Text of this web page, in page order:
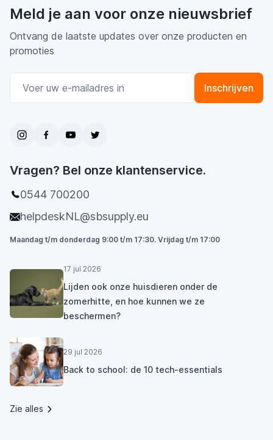
Meld je aan voor onze nieuwsbrief
Ontvang de laatste updates over onze producten en
promoties
Inschrijven
Vragen? Bel onze klantenservice.
0544 700200
helpdeskNL@sbsupply.eu
Maandag t/m donderdag 9:00 t/m 17:30. Vrijdag t/m 17:00
17 jul 2026
Lijden ook onze huisdieren onder de
zomerhitte, en hoe kunnen we ze
beschermen?
29 jul 2026
Back to school: de 10 tech-essentials
Zie alles